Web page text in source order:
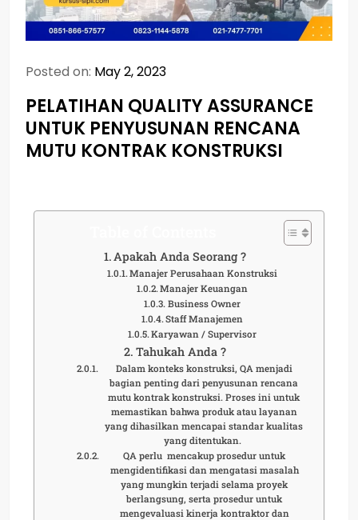
Posted on: May 2, 2023
PELATIHAN QUALITY ASSURANCE
UNTUK PENYUSUNAN RENCANA
MUTU KONTRAK KONSTRUKSI
Apakah Anda Seorang ?
Manajer Perusahaan Konstruksi
Manajer Keuangan
Business Owner
Staff Manajemen
Karyawan / Supervisor
Tahukah Anda ?
Dalam konteks konstruksi, QA menjadi
bagian penting dari penyusunan rencana
mutu kontrak konstruksi. Proses ini untuk
memastikan bahwa produk atau layanan
yang dihasilkan mencapai standar kualitas
yang ditentukan.
QA perlu mencakup prosedur untuk
mengidentifikasi dan mengatasi masalah
yang mungkin terjadi selama proyek
berlangsung, serta prosedur untuk
mengevaluasi kinerja kontraktor dan